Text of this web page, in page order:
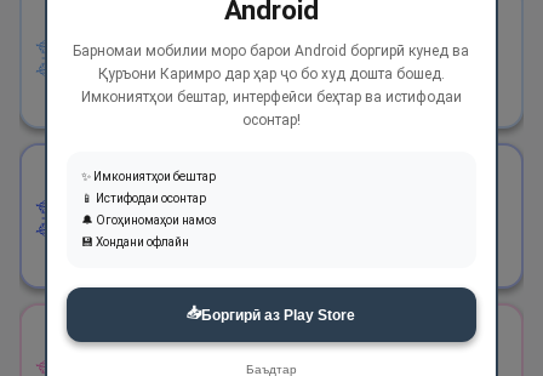
Дар 72 сура, 306 оят
Ҳазрати Ҳорун
Ҳазрати Довуд
Android
Барномаи мобилии моро барои Android боргирӣ кунед ва
Қуръони Каримро дар ҳар ҷо бо худ дошта бошед.
Имкониятҳои бештар, интерфейси беҳтар ва истифодаи
осонтар!
✨ Имкониятҳои бештар
📱 Истифодаи осонтар
🔔 Огоҳиномаҳои намоз
💾 Хондани офлайн
📥Боргирӣ аз Play Store
Баъдтар